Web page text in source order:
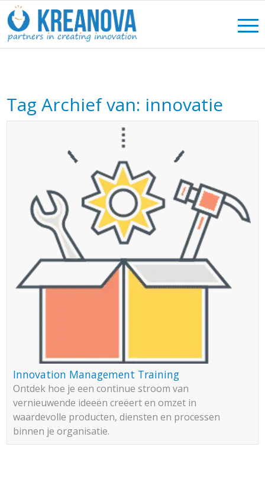
Tag Archief van: innovatie
Innovation Management Training
Ontdek hoe je een continue stroom van
vernieuwende ideeën creëert en omzet in
waardevolle producten, diensten en processen
binnen je organisatie.